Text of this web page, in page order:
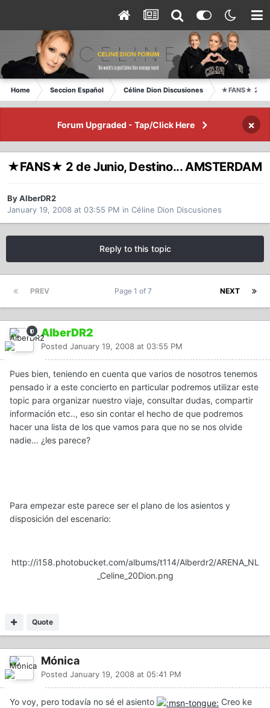
Home Seccion Español Céline Dion Discusiones ★FANS★ 2 de
Forum Upgraded - Tap/Click Here ×
★FANS★ 2 de Junio, Destino... AMSTERDAM
By AlberDR2
January 19, 2008 at 03:55 PM in Céline Dion Discusiones
Reply to this topic
PREV NEXT
Page 1 of 7
AlberDR2
Posted January 19, 2008 at 03:55 PM
Pues bien, teniendo en cuenta que varios de nosotros tenemos
pensado ir a este concierto en particular podremos utilizar este
topic para organizar nuestro viaje, consultar dudas, compartir
información etc.., eso sin contar el hecho de que podremos
hacer una lista de los que vamos para que no se nos olvide
nadie... ¿les parece?
Para empezar este parece ser el plano de los asientos y
disposición del escenario:
http://i158.photobucket.com/albums/t114/Alberdr2/ARENA_NL
_Celine_20Dion.png
Quote
Mónica
Posted January 19, 2008 at 05:41 PM
Yo voy, pero todavía no sé el asiento
Creo ke